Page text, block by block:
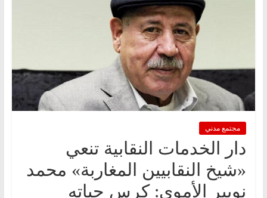
مجتمع مدني
دار الخدمات النقابية تنعي
«شيخ النقابيين المغاربة» محمد
نوبير الأموي: كرس حياته